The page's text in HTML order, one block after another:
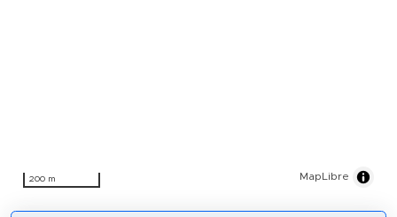
200 m MapLibre